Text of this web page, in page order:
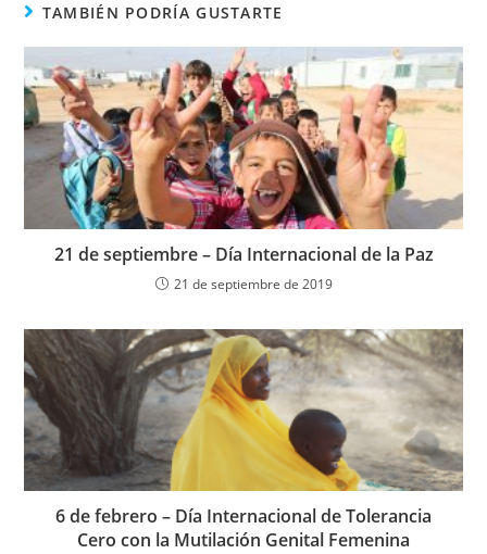
TAMBIÉN PODRÍA GUSTARTE
21 de septiembre – Día Internacional de la Paz
21 de septiembre de 2019
6 de febrero – Día Internacional de Tolerancia
Cero con la Mutilación Genital Femenina